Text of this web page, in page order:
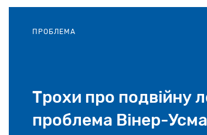
ПРОБЛЕМА
Трохи про подвійну
проблема Вінер-